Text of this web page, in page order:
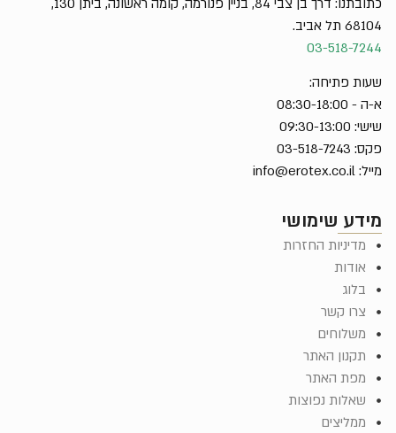
מידע שימושי
מדיניות החזרות
אודות
בלוג
צרו קשר
משלוחים
תקנון האתר
מפת האתר
שאלות נפוצות
ממליצים
68104 תל אביב.
03-518-7244
שעות פתיחה:
א-ה - 08:30-18:00
שישי: 09:30-13:00
פקס: 03-518-7243
מייל: info@erotex.co.il